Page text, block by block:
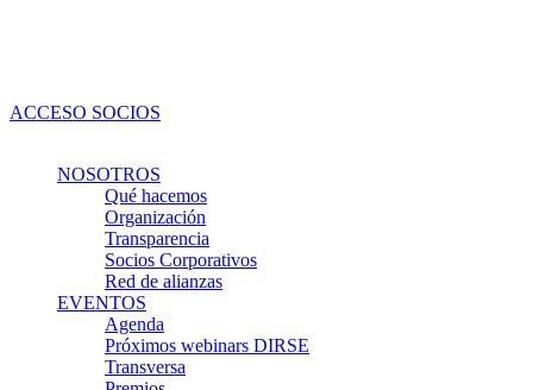
ACCESO SOCIOS
NOSOTROS
Qué hacemos
Organización
Transparencia
Socios Corporativos
Red de alianzas
EVENTOS
Agenda
Próximos webinars DIRSE
Transversa